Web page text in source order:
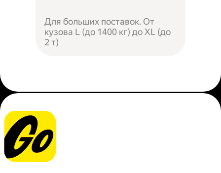
Для больших поставок. От
кузова L (до 1400 кг) до XL (до
2 т)